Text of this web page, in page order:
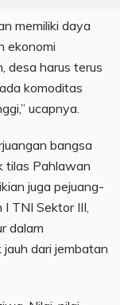
memiliki daya
ekonomi
desa harus terus
komoditas
ucapnya.
bangsa
tilas Pahlawan
juga pejuang-
TNI Sektor III,
dalam
dari jembatan